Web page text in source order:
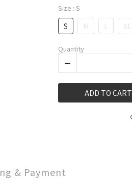
Size : S
S M L XL
Quantity
ADD TO CART
& Payment